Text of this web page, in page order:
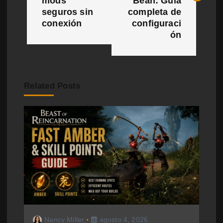
ó
d
n
seguros sin
conexión
completa de
configuraci
ón
Related Posts
Nancy Miller agosto 4, 2026